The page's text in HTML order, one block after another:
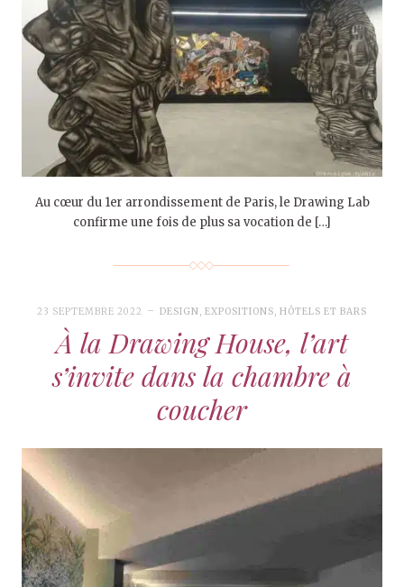
Au cœur du 1er arrondissement de Paris, le Drawing Lab
confirme une fois de plus sa vocation de […]
23 SEPTEMBRE 2022 DESIGN, EXPOSITIONS,HÔTELS ET BARS
À la Drawing House, l’art
s’invite dans la chambre à
coucher